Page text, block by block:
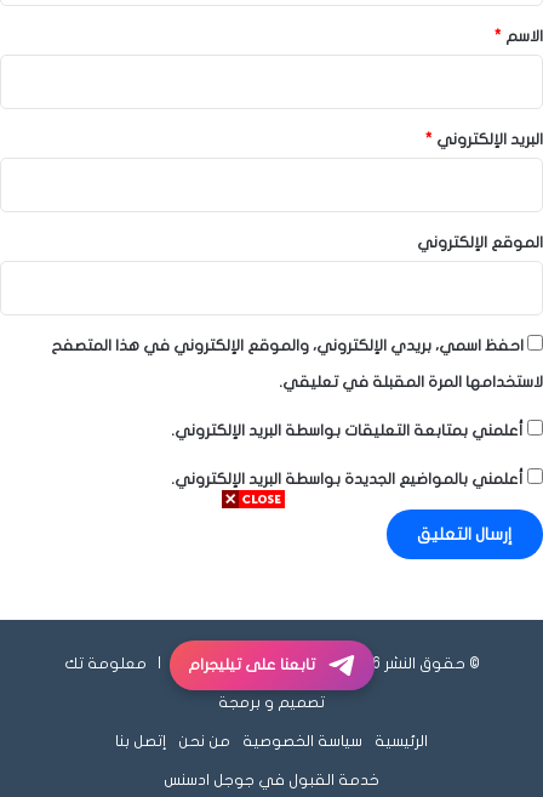
*الاسم *
البريد الإلكتروني *
الموقع الإلكتروني
احفظ اسمي، بريدي الإلكتروني، والموقع الإلكتروني في هذا المتصفح
لاستخدامها المرة المقبلة في تعليقي.
أعلمني بمتابعة التعليقات بواسطة البريد الإلكتروني.
أعلمني بالمواضيع الجديدة بواسطة البريد الإلكتروني.
© حقوق النشر 2026، جميع الحقوق محفوظة | معلومة تك
تصميم و برمجة
الرئيسية سياسة الخصوصية من نحن إتصل بنا
خدمة القبول في جوجل ادسنس
تابعنا على تيليجرام